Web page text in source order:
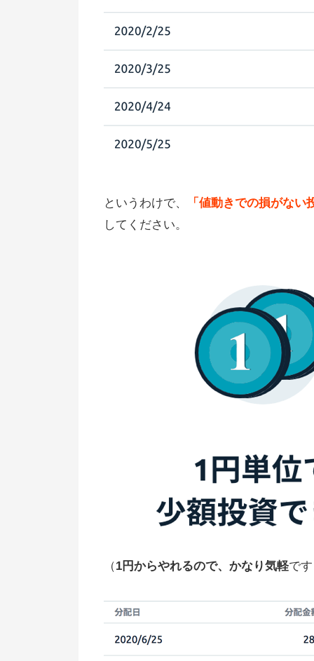
というわけで、
「値動きでの損がな
してください。
（1円からやれるので、かなり気軽で